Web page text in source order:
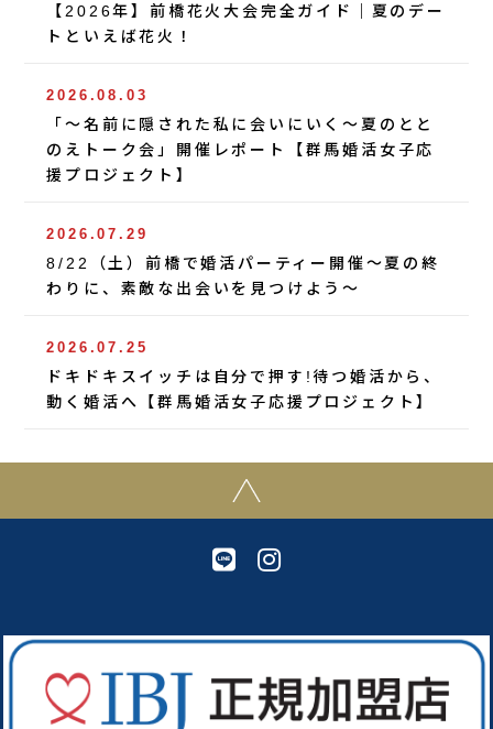
【2026年】前橋花火大会完全ガイド｜夏のデー
トといえば花火！
2026.08.03
「〜名前に隠された私に会いにいく〜夏のとと
のえトーク会」開催レポート【群馬婚活女子応
援プロジェクト】
2026.07.29
8/22（土）前橋で婚活パーティー開催〜夏の終
わりに、素敵な出会いを見つけよう〜
2026.07.25
ドキドキスイッチは自分で押す!待つ婚活から、
動く婚活へ【群馬婚活女子応援プロジェクト】